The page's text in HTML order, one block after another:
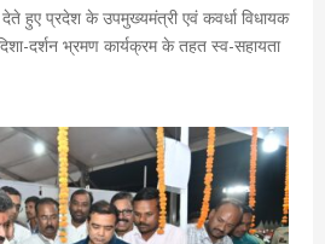
हुए प्रदेश के उपमुख्यमंत्री एवं कवर्धा विधायक
दर्शन भ्रमण कार्यक्रम के तहत स्व-सहायता